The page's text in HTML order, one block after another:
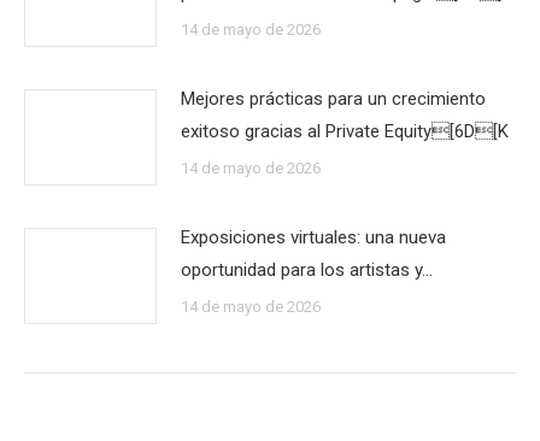
14 de mayo de 2026
Mejores prácticas para un crecimiento
exitoso gracias al Private Equity[6D[K
14 de mayo de 2026
Exposiciones virtuales: una nueva
oportunidad para los artistas y…
14 de mayo de 2026